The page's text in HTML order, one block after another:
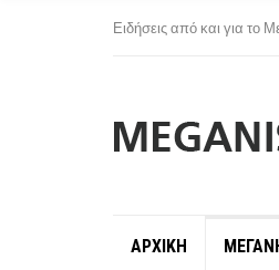
Ειδήσεις από και για το
ΑΡΧΙΚΗ